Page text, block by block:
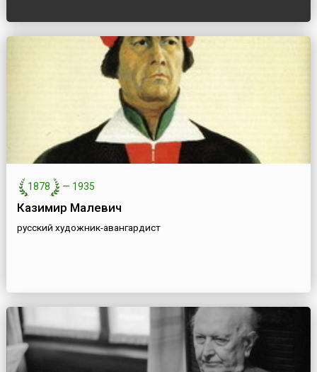
1878 — 1935
Казимир Малевич
русский художник-авангардист